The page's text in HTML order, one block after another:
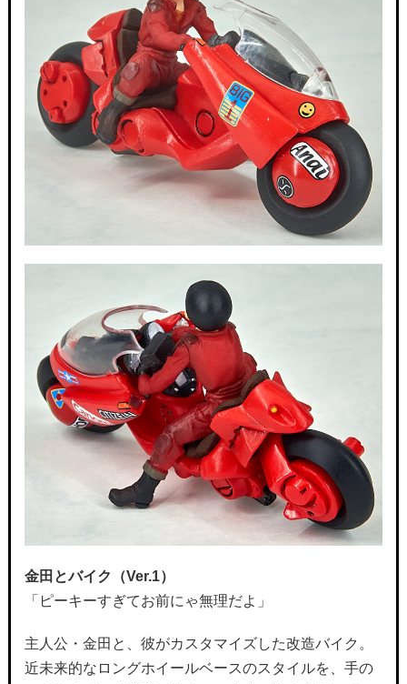
金田とバイク（Ver.1）
「ピーキーすぎてお前にゃ無理だよ」
主人公・金田と、彼がカスタマイズした改造バイク。
近未来的なロングホイールベースのスタイルを、手の